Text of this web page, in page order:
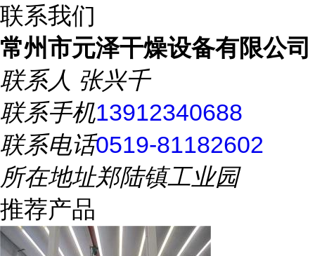
联系我们
常州市元泽干燥设备有限公司
联系人 张兴千
联系手机13912340688
联系电话0519-81182602
所在地址郑陆镇工业园
推荐产品